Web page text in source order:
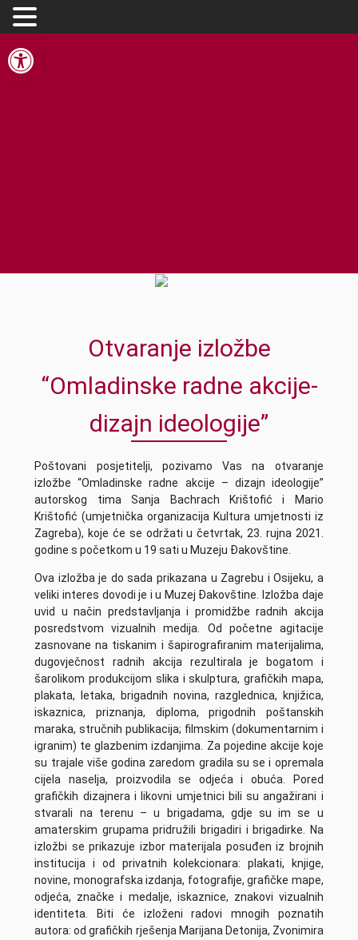
Open toolbar
Otvaranje izložbe
“Omladinske radne akcije-
dizajn ideologije”
Poštovani posjetitelji, pozivamo Vas na otvaranje
izložbe “Omladinske radne akcije – dizajn ideologije”
autorskog tima Sanja Bachrach Krištofić i Mario
Krištofić (umjetnička organizacija Kultura umjetnosti iz
Zagreba), koje će se održati u četvrtak, 23. rujna 2021.
godine s početkom u 19 sati u Muzeju Đakovštine.
Ova izložba je do sada prikazana u Zagrebu i Osijeku, a
veliki interes dovodi je i u Muzej Đakovštine. Izložba daje
uvid u način predstavljanja i promidžbe radnih akcija
posredstvom vizualnih medija. Od početne agitacije
zasnovane na tiskanim i šapirografiranim materijalima,
dugovječnost radnih akcija rezultirala je bogatom i
šarolikom produkcijom slika i skulptura, grafičkih mapa,
plakata, letaka, brigadnih novina, razglednica, knjižica,
iskaznica, priznanja, diploma, prigodnih poštanskih
maraka, stručnih publikacija; filmskim (dokumentarnim i
igranim) te glazbenim izdanjima. Za pojedine akcije koje
su trajale više godina zaredom gradila su se i opremala
cijela naselja, proizvodila se odjeća i obuća. Pored
grafičkih dizajnera i likovni umjetnici bili su angažirani i
stvarali na terenu – u brigadama, gdje su im se u
amaterskim grupama pridružili brigadiri i brigadirke. Na
izložbi se prikazuje izbor materijala posuđen iz brojnih
institucija i od privatnih kolekcionara: plakati, knjige,
novine, monografska izdanja, fotografije, grafičke mape,
odjeća, značke i medalje, iskaznice, znakovi vizualnih
identiteta. Biti će izloženi radovi mnogih poznatih
autora: od grafičkih rješenja Marijana Detonija, Zvonimira